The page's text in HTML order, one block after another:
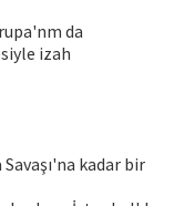
da
izah
kadar bir